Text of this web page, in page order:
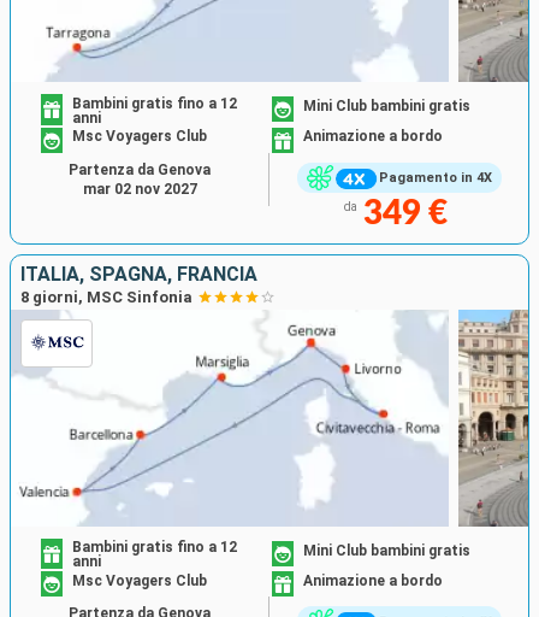
Pagamento in 4X
Bambini gratis fino a 12
anni
Mini Club bambini gratis
Msc Voyagers Club
Animazione a bordo
da 349 €
Partenza da Genova
mar 02 nov 2027
ITALIA, SPAGNA, FRANCIA
8 giorni, MSC Sinfonia
Bambini gratis fino a 12
anni
Mini Club bambini gratis
Msc Voyagers Club
Animazione a bordo